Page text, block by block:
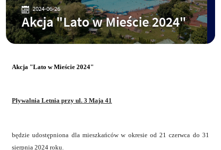
2024-06-26
Akcja "Lato w Mieście 2024"
Akcja "Lato w Mieście 2024"
Pływalnia Letnia przy ul. 3 Maja 41
będzie udostępniona dla mieszkańców w okresie od 21 czerwca do 31
sierpnia 2024 roku.